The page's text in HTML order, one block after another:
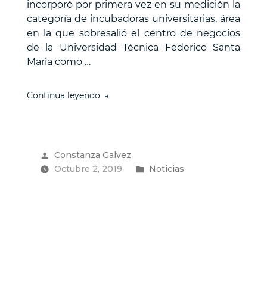
incorporó por primera vez en su medición la
categoría de incubadoras universitarias, área
en la que sobresalió el centro de negocios
de la Universidad Técnica Federico Santa
María como …
Continua leyendo“Instituto
Técnica
Federico
Publicado
por
Constanza Galvez
Octubre 2, 2019
Publicado
Noticias